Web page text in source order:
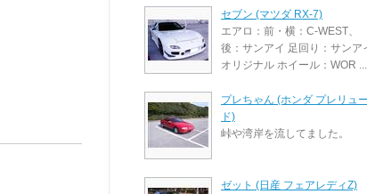
セブン (マツダ RX-7)
エアロ：前・横：C-WEST、
後：サンアイ 足回り：サンア
オリジナル ホイール：WOR ...
プレちゃん (ホンダ プレリュー
ド)
峠や湾岸を流してました。
ゼット (日産 フェアレディZ)